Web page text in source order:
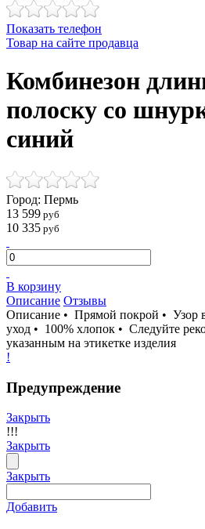
Показать телефон
Товар на сайте продавца
Комбинезон
полоску со
синий
Город: Пермь
13 599 руб
10 335 руб
В корзину
Описание Отзывы
Описание • Прямой покрой • Узор
уход • 100% хлопок • Следуйте
указанным на этикетке изделия
!
Предупреждение
Закрыть
!!!
Закрыть
Закрыть
Добавить